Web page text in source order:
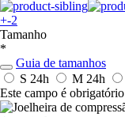
+-2
Tamanho
*
Guia de tamanhos
S 24h M 24h
Este campo é obrigatório